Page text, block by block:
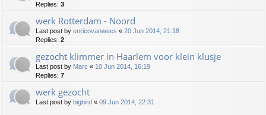
Replies: 3
werk Rotterdam - Noord
Last post by enricovanwees « 20 Jun 2014, 21:18
Replies: 2
gezocht klimmer in Haarlem voor klein klusje
Last post by Marc « 10 Jun 2014, 16:19
Replies: 7
werk gezocht
Last post by bigbird « 09 Jun 2014, 22:31